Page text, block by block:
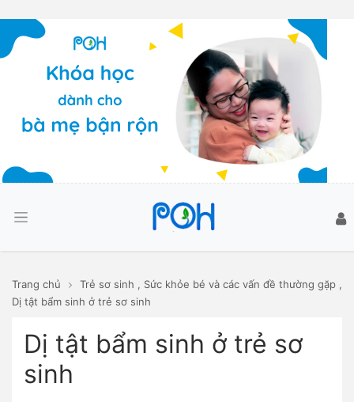
Trang chủ Trẻ sơ sinh , Sức khỏe bé và các vấn đề thường gặp ,
Dị tật bẩm sinh ở trẻ sơ sinh
Dị tật bẩm sinh ở trẻ sơ
sinh